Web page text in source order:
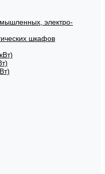
электро-
шкафов